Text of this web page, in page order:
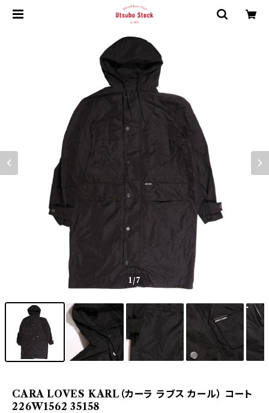
1/7
CARA LOVES KARL（カーラ ラブス カール） コート
226W1562 35158